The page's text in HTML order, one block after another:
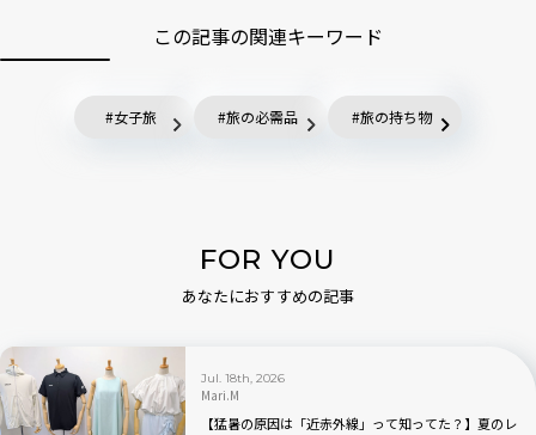
この記事の関連キーワード
女子旅 旅の必需品 旅の持ち物
FOR YOU
あなたにおすすめの記事
Jul. 18th, 2026
Mari.M
【猛暑の原因は「近赤外線」って知ってた？】夏のレ